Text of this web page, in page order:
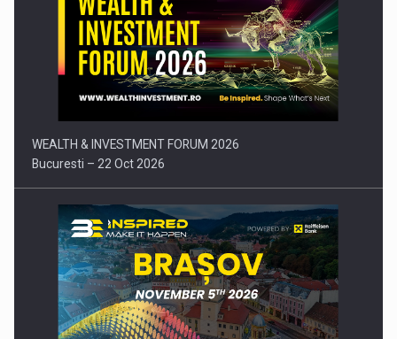
Comunicat de presa: Joburile part-time reincep sa intre pe…
WEALTH & INVESTMENT FORUM 2026
Bucuresti – 22 Oct 2026